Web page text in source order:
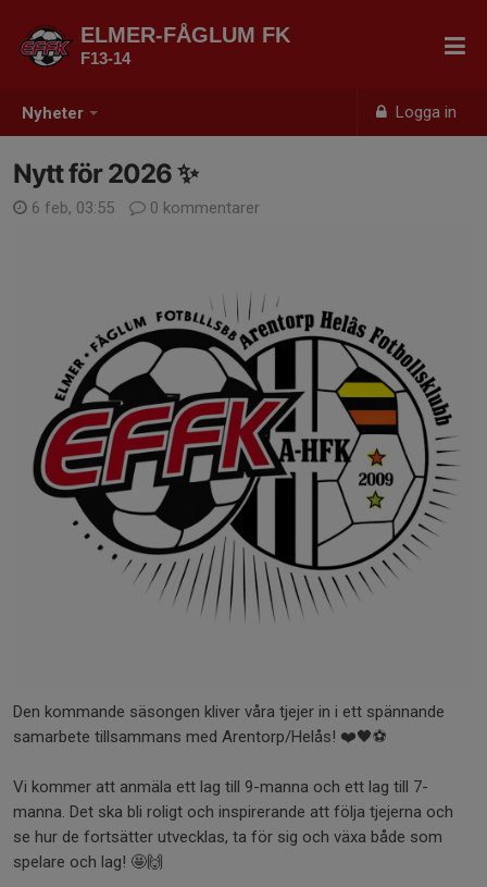
Nyheter Logga in
ELMER-FÅGLUM FK
F13-14
Nytt för 2026 ✨
6 feb, 03:55 0 kommentarer
Den kommande säsongen kliver våra tjejer in i ett spännande
samarbete tillsammans med Arentorp/Helås! ❤️🖤⚽
Vi kommer att anmäla ett lag till 9-manna och ett lag till 7-
manna. Det ska bli roligt och inspirerande att följa tjejerna och
se hur de fortsätter utvecklas, ta för sig och växa både som
spelare och lag! 🤩🙌